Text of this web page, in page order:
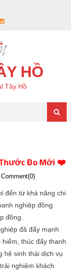
HỒ
Tây Hồ
Thước Đo Mới ❤️
Comment(0)
đến từ khả năng chi
nghiệp đồng
đồng.
đã đẩy mạnh
thúc đẩy thanh
hệ sinh thái dịch vụ
nghiệm khách